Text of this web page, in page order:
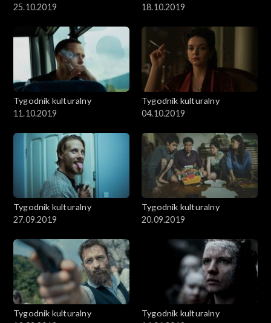
25.10.2019
18.10.2019
Tygodnik kulturalny
11.10.2019
Tygodnik kulturalny
04.10.2019
Tygodnik kulturalny
27.09.2019
Tygodnik kulturalny
20.09.2019
Tygodnik kulturalny
Tygodnik kulturalny